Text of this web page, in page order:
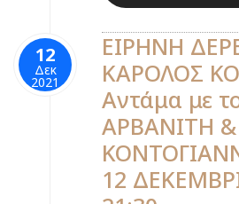
12
Δεκ
2021
ΕΙΡΗΝΗ
ΚΑΡΟΛΟΣ
Αντάμα με
ΑΡΒΑΝΙΤΗ &
12